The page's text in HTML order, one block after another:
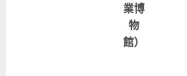
業博
物
館）